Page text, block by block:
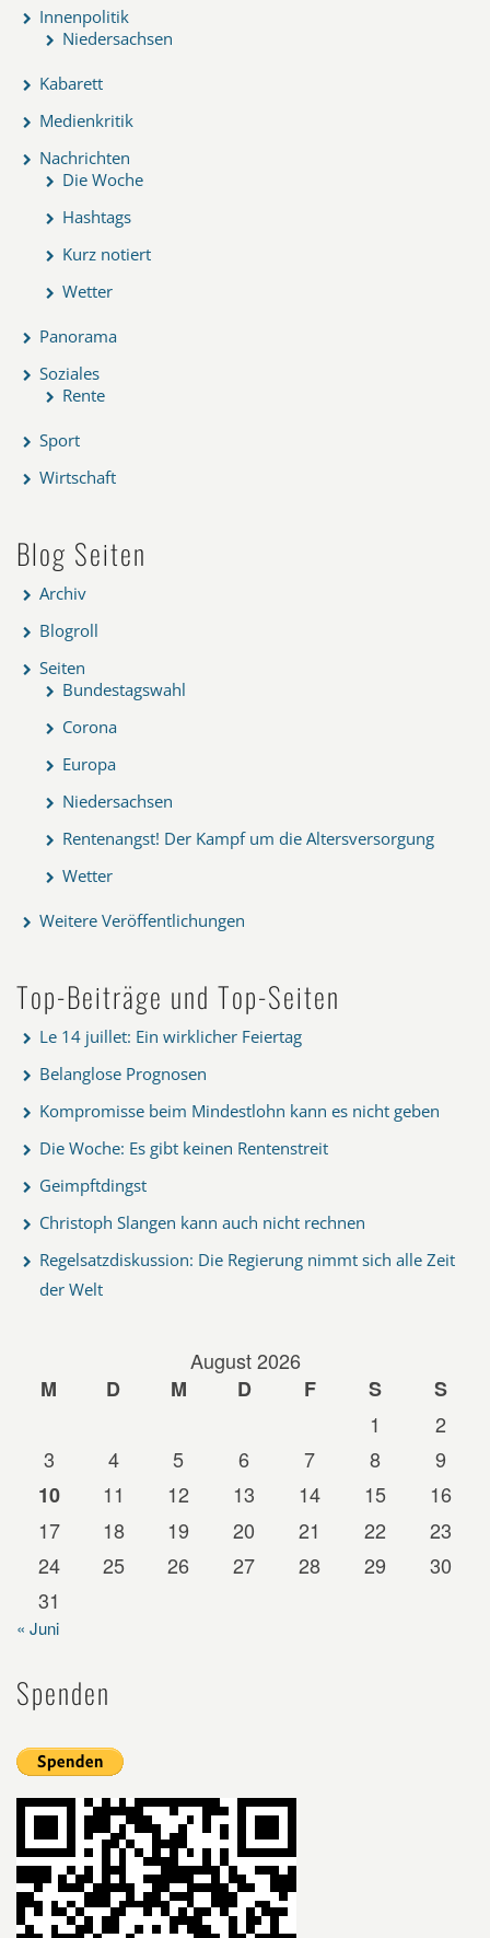
Innenpolitik
Niedersachsen
Kabarett
Medienkritik
Nachrichten
Die Woche
Hashtags
Kurz notiert
Wetter
Panorama
Soziales
Rente
Sport
Wirtschaft
Blog Seiten
Archiv
Blogroll
Seiten
Bundestagswahl
Corona
Europa
Niedersachsen
Rentenangst! Der Kampf um die Altersversorgung
Wetter
Weitere Veröffentlichungen
Top-Beiträge und Top-Seiten
Le 14 juillet: Ein wirklicher Feiertag
Belanglose Prognosen
Kompromisse beim Mindestlohn kann es nicht geben
Die Woche: Es gibt keinen Rentenstreit
Geimpftdingst
Christoph Slangen kann auch nicht rechnen
Regelsatzdiskussion: Die Regierung nimmt sich alle Zeit
der Welt
August 2026
M
D M D F S
S
1
2
3
4 5 6 7 8
9
10
11 12 13 14 15
16
17
18 19 20 21 22
23
24
25 26 27 28 29
30
31
« Juni
Spenden